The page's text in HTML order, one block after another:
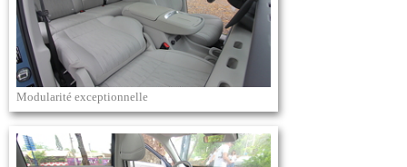
Modularité exceptionnelle